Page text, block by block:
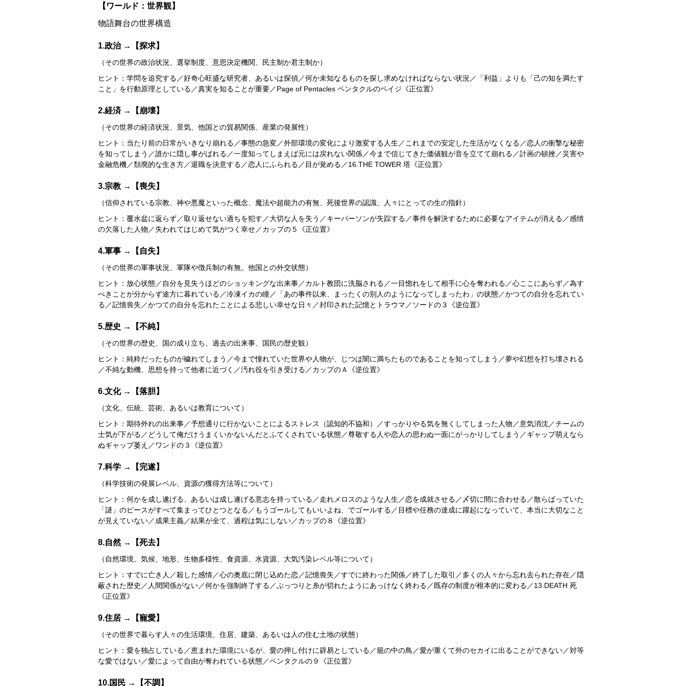
【ワールド：世界観】
物語舞台の世界構造
1.政治 →【探求】
（その世界の政治状況、選挙制度、意思決定機関、民主制か君主制か）
ヒント：学問を追究する／好奇心旺盛な研究者、あるいは探偵／何か未知なるものを探し求めなければならない状況／「利益」よりも「己の知を満たす
こと」を行動原理としている／真実を知ることが重要／Page of Pentacles ペンタクルのペイジ《正位置》
2.経済 →【崩壊】
（その世界の経済状況、景気、他国との貿易関係、産業の発展性）
ヒント：当たり前の日常がいきなり崩れる／事態の急変／外部環境の変化により激変する人生／これまでの安定した生活がなくなる／恋人の衝撃な秘密
を知ってしまう／誰かに隠し事がばれる／一度知ってしまえば元には戻れない関係／今まで信じてきた価値観が音を立てて崩れる／計画の頓挫／災害や
金融危機／頽廃的な生き方／退職を決意する／恋人にふられる／目が覚める／16.THE TOWER 塔《正位置》
3.宗教 →【喪失】
（信仰されている宗教、神や悪魔といった概念、魔法や超能力の有無、死後世界の認識、人々にとっての生の指針）
ヒント：覆水盆に返らず／取り返せない過ちを犯す／大切な人を失う／キーパーソンが失踪する／事件を解決するために必要なアイテムが消える／感情
の欠落した人物／失われてはじめて気がつく幸せ／カップの５《正位置》
4.軍事 →【自失】
（その世界の軍事状況、軍隊や徴兵制の有無。他国との外交状態）
ヒント：放心状態／自分を見失うほどのショッキングな出来事／カルト教団に洗脳される／一目惚れをして相手に心を奪われる／心ここにあらず／為す
べきことが分からず途方に暮れている／冷凍イカの瞳／「あの事件以来、まったくの別人のようになってしまったわ」の状態／かつての自分を忘れてい
る／記憶喪失／かつての自分を忘れたことによる悲しい幸せな日々／封印された記憶とトラウマ／ソードの３《逆位置》
5.歴史 →【不純】
（その世界の歴史、国の成り立ち、過去の出来事、国民の歴史観）
ヒント：純粋だったものが穢れてしまう／今まで憧れていた世界や人物が、じつは闇に満ちたものであることを知ってしまう／夢や幻想を打ち壊される
／不純な動機、思想を持って他者に近づく／汚れ役を引き受ける／カップのＡ《逆位置》
6.文化 →【落胆】
（文化、伝統、芸術、あるいは教育について）
ヒント：期待外れの出来事／予想通りに行かないことによるストレス（認知的不協和）／すっかりやる気を無くしてしまった人物／意気消沈／チームの
士気が下がる／どうして俺だけうまくいかないんだとふてくされている状態／尊敬する人や恋人の思わぬ一面にがっかりしてしまう／ギャップ萌えなら
ぬギャップ萎え／ワンドの３《逆位置》
7.科学 →【完遂】
（科学技術の発展レベル、資源の獲得方法等について）
ヒント：何かを成し遂げる、あるいは成し遂げる意志を持っている／走れメロスのような人生／恋を成就させる／〆切に間に合わせる／散らばっていた
「謎」のピースがすべて集まってひとつとなる／もうゴールしてもいいよね、でゴールする／目標や任務の達成に躍起になっていて、本当に大切なこと
が見えていない／成果主義／結果が全て、過程は気にしない／カップの８《逆位置》
8.自然 →【死去】
（自然環境、気候、地形、生物多様性、食資源、水資源、大気汚染レベル等について）
ヒント：すでに亡き人／殺した感情／心の奥底に閉じ込めた恋／記憶喪失／すでに終わった関係／終了した取引／多くの人々から忘れ去られた存在／隠
蔽された歴史／人間関係がない／何かを強制終了する／ぷっつりと糸が切れたようにあっけなく終わる／既存の制度が根本的に変わる／13.DEATH 死
《正位置》
9.住居 →【寵愛】
（その世界で暮らす人々の生活環境、住居、建築、あるいは人の住む土地の状態）
ヒント：愛を独占している／恵まれた環境にいるが、愛の押し付けに辟易としている／籠の中の鳥／愛が重くて外のセカイに出ることができない／対等
な愛ではない／愛によって自由が奪われている状態／ペンタクルの９《正位置》
10.国民 →【不調】